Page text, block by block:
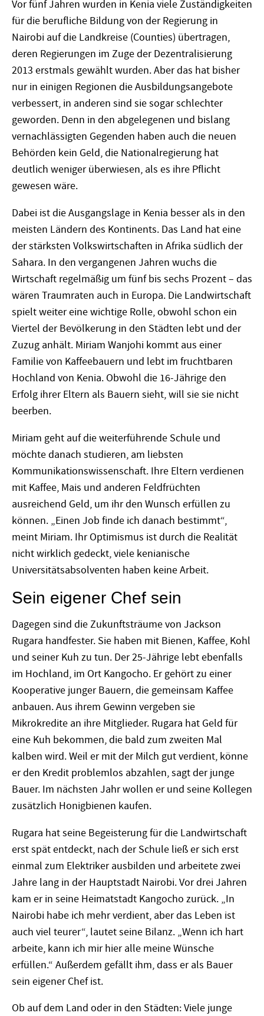
Vor fünf Jahren wurden in Kenia viele Zuständigkeiten
für die berufliche Bildung von der Regierung in
Nairobi auf die Landkreise (Counties) übertragen,
deren Regierungen im Zuge der Dezentralisierung
2013 erstmals gewählt wurden. Aber das hat bisher
nur in einigen Regionen die Ausbildungsangebote
verbessert, in anderen sind sie sogar schlechter
geworden. Denn in den abgelegenen und bislang
vernachlässigten Gegenden haben auch die neuen
Behörden kein Geld, die Nationalregierung hat
deutlich weniger überwiesen, als es ihre Pflicht
gewesen wäre.
Dabei ist die Ausgangslage in Kenia besser als in den
meisten Ländern des Kontinents. Das Land hat eine
der stärksten Volkswirtschaften in Afrika südlich der
Sahara. In den vergangenen Jahren wuchs die
Wirtschaft regelmäßig um fünf bis sechs Prozent – das
wären Traumraten auch in Europa. Die Landwirtschaft
spielt weiter eine wichtige Rolle, obwohl schon ein
Viertel der Bevölkerung in den Städten lebt und der
Zuzug anhält. Miriam Wanjohi kommt aus einer
Familie von Kaffeebauern und lebt im fruchtbaren
Hochland von Kenia. Obwohl die 16-Jährige den
Erfolg ihrer Eltern als Bauern sieht, will sie sie nicht
beerben.
Miriam geht auf die weiterführende Schule und
möchte danach studieren, am liebsten
Kommunikationswissenschaft. Ihre Eltern verdienen
mit Kaffee, Mais und anderen Feldfrüchten
ausreichend Geld, um ihr den Wunsch erfüllen zu
können. „Einen Job finde ich danach bestimmt“,
meint Miriam. Ihr Optimismus ist durch die Realität
nicht wirklich gedeckt, viele kenianische
Universitätsabsolventen haben keine Arbeit.
Sein eigener Chef sein
Dagegen sind die Zukunftsträume von Jackson
Rugara handfester. Sie haben mit Bienen, Kaffee, Kohl
und seiner Kuh zu tun. Der 25-Jährige lebt ebenfalls
im Hochland, im Ort Kangocho. Er gehört zu einer
Kooperative junger Bauern, die gemeinsam Kaffee
anbauen. Aus ihrem Gewinn vergeben sie
Mikrokredite an ihre Mitglieder. Rugara hat Geld für
eine Kuh bekommen, die bald zum zweiten Mal
kalben wird. Weil er mit der Milch gut verdient, könne
er den Kredit problemlos abzahlen, sagt der junge
Bauer. Im nächsten Jahr wollen er und seine Kollegen
zusätzlich Honigbienen kaufen.
Rugara hat seine Begeisterung für die Landwirtschaft
erst spät entdeckt, nach der Schule ließ er sich erst
einmal zum Elektriker ausbilden und arbeitete zwei
Jahre lang in der Hauptstadt Nairobi. Vor drei Jahren
kam er in seine Heimatstadt Kangocho zurück. „In
Nairobi habe ich mehr verdient, aber das Leben ist
auch viel teurer“, lautet seine Bilanz. „Wenn ich hart
arbeite, kann ich mir hier alle meine Wünsche
erfüllen.“ Außerdem gefällt ihm, dass er als Bauer
sein eigener Chef ist.
Ob auf dem Land oder in den Städten: Viele junge